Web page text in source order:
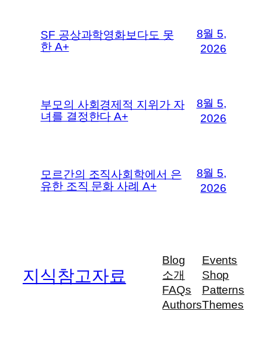
SF 공상과학영화보다도 못
한 A+
8월 5,
2026
부모의 사회경제적 지위가 자
녀를 결정한다 A+
8월 5,
2026
모르간의 조직사회학에서 은
유한 조직 문화 사례 A+
8월 5,
2026
지식참고자료
Blog
소개
FAQs
Authors
Events
Shop
Patterns
Themes